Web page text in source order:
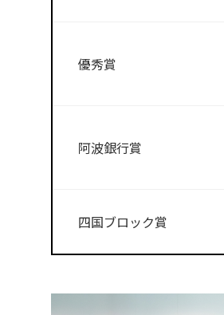
優秀賞
阿波銀行賞
四国ブロック賞